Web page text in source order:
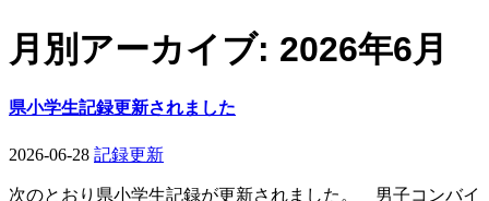
月別アーカイブ: 2026年6月
県小学生記録更新されました
2026-06-28 記録更新
次のとおり県小学生記録が更新されました。 男子コンバイ